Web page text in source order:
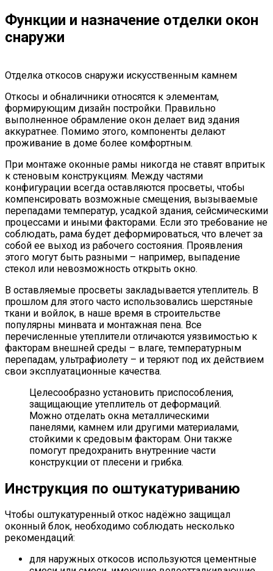
Функции и назначение отделки окон
снаружи
Отделка откосов снаружи искусственным камнем
Откосы и обналичники относятся к элементам,
формирующим дизайн постройки. Правильно
выполненное обрамление окон делает вид здания
аккуратнее. Помимо этого, компоненты делают
проживание в доме более комфортным.
При монтаже оконные рамы никогда не ставят впритык
к стеновым конструкциям. Между частями
конфигурации всегда оставляются просветы, чтобы
компенсировать возможные смещения, вызываемые
перепадами температур, усадкой здания, сейсмическими
процессами и иными факторами. Если это требование не
соблюдать, рама будет деформироваться, что влечет за
собой ее выход из рабочего состояния. Проявления
этого могут быть разными – например, выпадение
стекол или невозможность открыть окно.
В оставляемые просветы закладывается утеплитель. В
прошлом для этого часто использовались шерстяные
ткани и войлок, в наше время в строительстве
популярны минвата и монтажная пена. Все
перечисленные утеплители отличаются уязвимостью к
факторам внешней среды – влаге, температурным
перепадам, ультрафиолету – и теряют под их действием
свои эксплуатационные качества.
Целесообразно установить приспособления,
защищающие утеплитель от деформаций.
Можно отделать окна металлическими
панелями, камнем или другими материалами,
стойкими к средовым факторам. Они также
помогут предохранить внутренние части
конструкции от плесени и грибка.
Инструкция по оштукатуриванию
Чтобы оштукатуренный откос надёжно защищал
оконный блок, необходимо соблюдать несколько
рекомендаций:
для наружных откосов используются цементные